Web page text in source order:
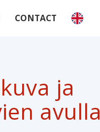
CONTACT
ja
avulla